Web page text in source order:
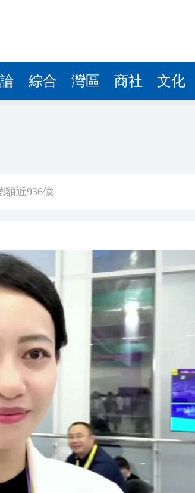
綜合 灣區 商社 文化
如山豈能妄想輕判
李家超暫停3項公職委任
傳統邁向現代
額近936億